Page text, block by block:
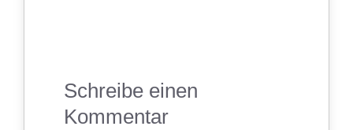
Schreibe einen
Kommentar